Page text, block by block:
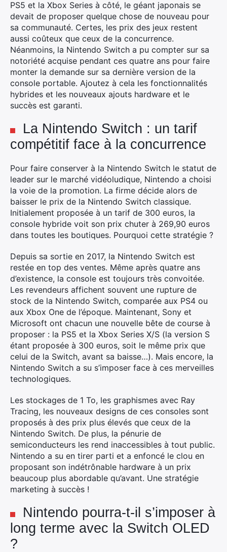
PS5 et la Xbox Series à côté, le géant japonais se
devait de proposer quelque chose de nouveau pour
sa communauté. Certes, les prix des jeux restent
aussi coûteux que ceux de la concurrence.
Néanmoins, la Nintendo Switch a pu compter sur sa
notoriété acquise pendant ces quatre ans pour faire
monter la demande sur sa dernière version de la
console portable. Ajoutez à cela les fonctionnalités
hybrides et les nouveaux ajouts hardware et le
succès est garanti.
La Nintendo Switch : un tarif
compétitif face à la concurrence
Pour faire conserver à la Nintendo Switch le statut de
leader sur le marché vidéoludique, Nintendo a choisi
la voie de la promotion. La firme décide alors de
baisser le prix de la Nintendo Switch classique.
Initialement proposée à un tarif de 300 euros, la
console hybride voit son prix chuter à 269,90 euros
dans toutes les boutiques. Pourquoi cette stratégie ?
Depuis sa sortie en 2017, la Nintendo Switch est
restée en top des ventes. Même après quatre ans
d’existence, la console est toujours très convoitée.
Les revendeurs affichent souvent une rupture de
stock de la Nintendo Switch, comparée aux PS4 ou
aux Xbox One de l’époque. Maintenant, Sony et
Microsoft ont chacun une nouvelle bête de course à
proposer : la PS5 et la Xbox Series X/S (la version S
étant proposée à 300 euros, soit le même prix que
celui de la Switch, avant sa baisse…). Mais encore, la
Nintendo Switch a su s’imposer face à ces merveilles
technologiques.
Les stockages de 1 To, les graphismes avec Ray
Tracing, les nouveaux designs de ces consoles sont
proposés à des prix plus élevés que ceux de la
Nintendo Switch. De plus, la pénurie de
semiconducteurs les rend inaccessibles à tout public.
Nintendo a su en tirer parti et a enfoncé le clou en
proposant son indétrônable hardware à un prix
beaucoup plus abordable qu’avant. Une stratégie
marketing à succès !
Nintendo pourra-t-il s’imposer à
long terme avec la Switch OLED
?
×
Rechercher
: